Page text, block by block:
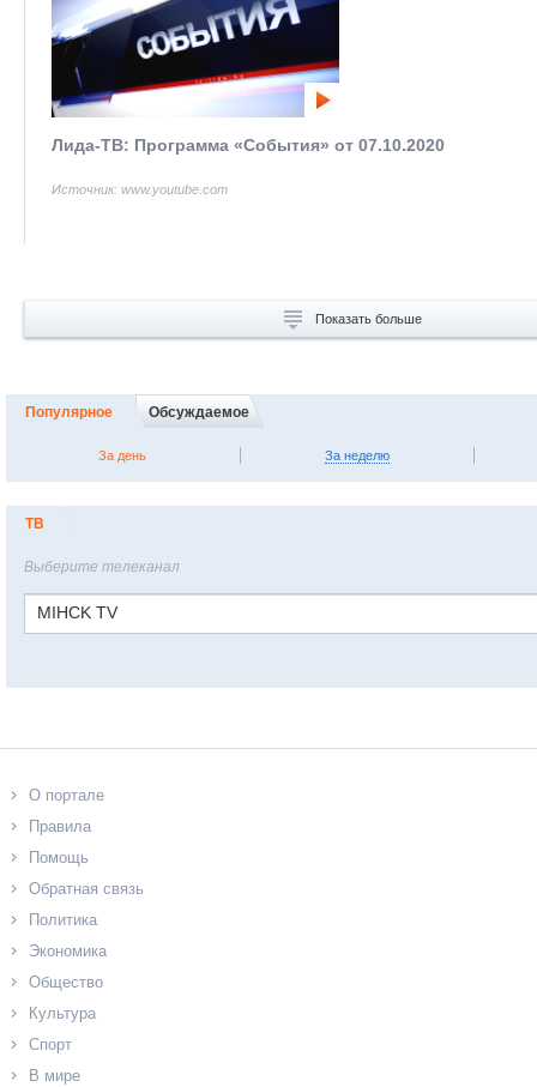
Лида-ТВ: Программа «События» от 07.10.2020
Источник: www.youtube.com
Показать больше
Популярное Обсуждаемое
За день За неделю
ТВ
Выберите телеканал
MIHCK TV
О портале
Правила
Помощь
Обратная связь
Политика
Экономика
Общество
Культура
Спорт
В мире